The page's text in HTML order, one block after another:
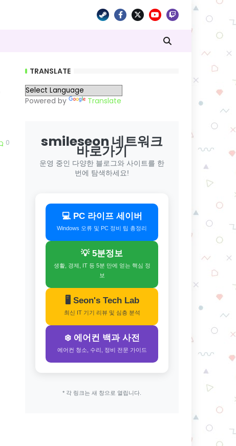
0
TRANSLATE
Powered by Translate
smileseon 네트워크
바로가기
운영 중인 다양한 블로그와 사이트를 한
번에 탐색하세요!
💻 PC 라이프 세이버
Windows 오류 및 PC 정비 팁 총정리
💡 5분정보
생활, 경제, IT 등 5분 만에 얻는 핵심 정
보
🖥️ Seon's Tech Lab
최신 IT 기기 리뷰 및 심층 분석
❄️ 에어컨 백과 사전
에어컨 청소, 수리, 정비 전문 가이드
* 각 링크는 새 창으로 열립니다.